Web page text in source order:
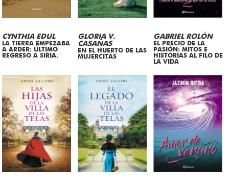
CYNTHIA EDUL
LA TIERRA EMPEZABA
A ARDER: ÚLTIMO
REGRESO A SIRIA.
GLORIA V.
CASAÑAS
EN EL HUERTO DE LAS
MUJERCITAS
GABRIEL ROLÓN
EL PRECIO DE LA
PASIÓN: MITOS E
HISTORIAS AL FILO DE
LA VIDA